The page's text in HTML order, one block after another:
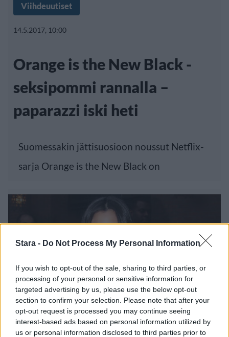
Stara - Do Not Process My Personal Information
If you wish to opt-out of the sale, sharing to third parties, or
processing of your personal or sensitive information for
targeted advertising by us, please use the below opt-out
section to confirm your selection. Please note that after your
opt-out request is processed you may continue seeing
interest-based ads based on personal information utilized by
us or personal information disclosed to third parties prior to
Viihdeuutiset
14.5.2017, 10:00
Orange is the New Black -
seksipommi rannalla –
paparazzi iski heti
Suomessakin jättisuosioon noussut Netflix-
sarja Orange is the New Black on
Viihdeuutiset